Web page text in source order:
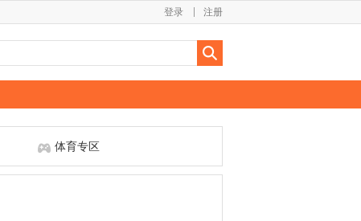
注册
登录
体育专区